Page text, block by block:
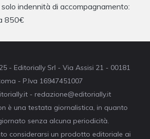
indennità di accompagnamento:
850€
- Editorially Srl - Via Assisi 21 - 00181
- P.Iva 16947451007
- redazione@editorially.it
è una testata giornalistica, in quanto
senza alcuna periodicità.
considerarsi un prodotto editoriale ai